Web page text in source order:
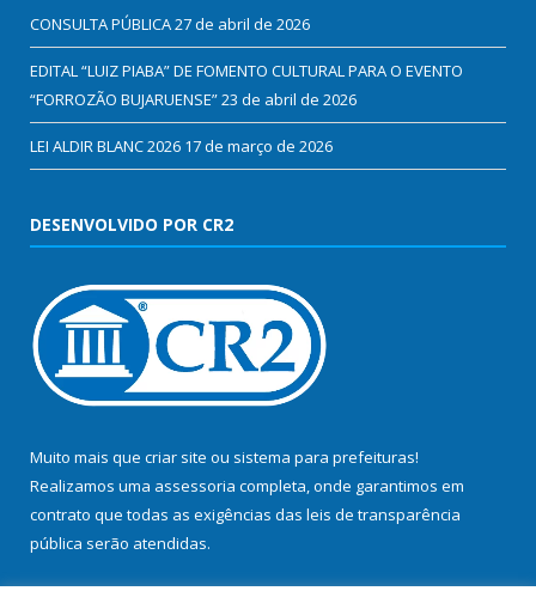
CONSULTA PÚBLICA27 de abril de 2026
EDITAL “LUIZ PIABA” DE FOMENTO CULTURAL PARA O EVENTO
“FORROZÃO BUJARUENSE”23 de abril de 2026
LEI ALDIR BLANC 2026 17 de março de 2026
DESENVOLVIDO POR CR2
Muito mais que criar site ou sistema para prefeituras!
Realizamos uma assessoria completa, onde garantimos em
contrato que todas as exigências das leis de transparência
pública serão atendidas.